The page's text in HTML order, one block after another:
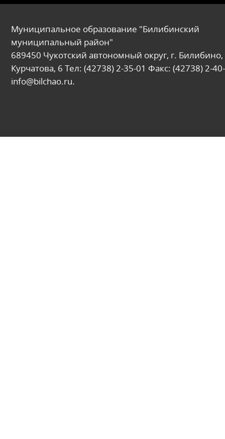
Муниципальное образование "Билибинский
муниципальный район"
689450 Чукотский автономный округ, г. Билибино,
Курчатова, 6 Тел: (42738) 2-35-01 Факс: (42738) 2-
info@bilchao.ru.